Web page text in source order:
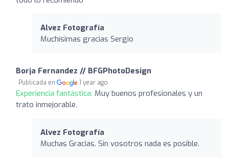
Alvez Fotografía
Muchísimas gracias Sergio
Borja Fernandez // BFGPhotoDesign
Publicada en 1 year ago
Experiencia fantástica: Muy buenos profesionales y un
trato inmejorable.
Alvez Fotografía
Muchas Gracias. Sin vosotros nada es posible.